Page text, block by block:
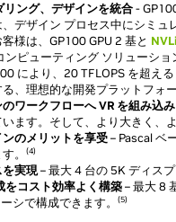
ング、デザインを統合-
デザイン プロセス中にシミ
様は、GP100 GPU 2 基と
ピューティング ソリューシ
により、20 TFLOPS を超え
、理想的な開発プラットフォ
ワークフローへ VR を組み込み
ます。そして、より大きく、
のメリットを享受– Pascal ベ
。
(4)
実現– 最大 4 台の 5K ディス
をコスト効率よく構築– 最大 8
シで構成できます。
(5)